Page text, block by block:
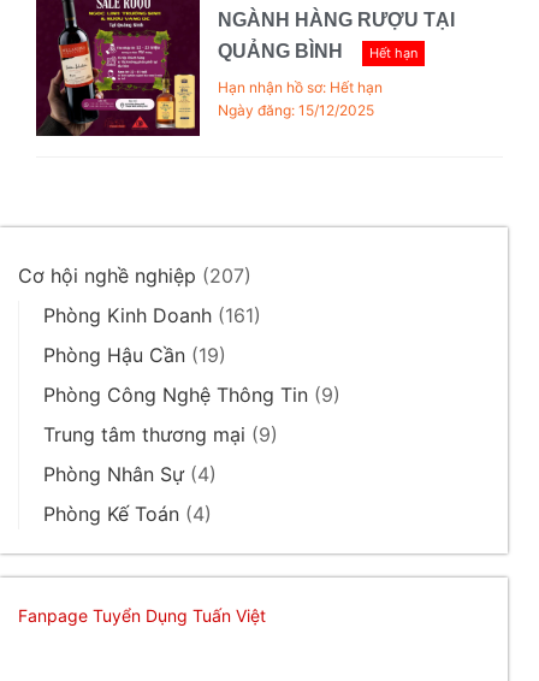
NGÀNH HÀNG RƯỢU TẠI
QUẢNG BÌNH
Hết hạn
Hạn nhận hồ sơ: Hết hạn
Ngày đăng: 15/12/2025
Cơ hội nghề nghiệp (207)
Phòng Kinh Doanh (161)
Phòng Hậu Cần (19)
Phòng Công Nghệ Thông Tin (9)
Trung tâm thương mại (9)
Phòng Nhân Sự(4)
Phòng Kế Toán (4)
Fanpage Tuyển Dụng Tuấn Việt